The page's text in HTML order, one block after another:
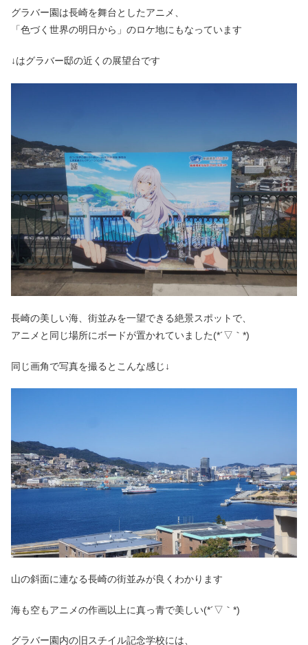
グラバー園は長崎を舞台としたアニメ、
「色づく世界の明日から」のロケ地にもなっています
↓はグラバー邸の近くの展望台です
長崎の美しい海、街並みを一望できる絶景スポットで、
アニメと同じ場所にボードが置かれていました(*´▽｀*)
同じ画角で写真を撮るとこんな感じ↓
山の斜面に連なる長崎の街並みが良くわかります
海も空もアニメの作画以上に真っ青で美しい(*´▽｀*)
グラバー園内の旧スチイル記念学校には、